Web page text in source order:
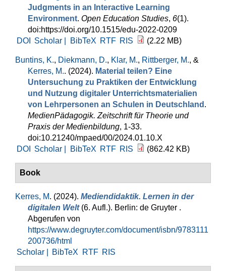
Judgments in an Interactive Learning
Environment. Open Education Studies, 6(1).
doi:https://doi.org/10.1515/edu-2022-0209
DOI
Scholar | BibTeX RTF RIS (2.22 MB)
Buntins, K., Diekmann, D., Klar, M., Rittberger, M., &
Kerres, M.. (2024). Material teilen? Eine
Untersuchung zu Praktiken der Entwicklung
und Nutzung digitaler Unterrichtsmaterialien
von Lehrpersonen an Schulen in Deutschland .
MedienPädagogik. Zeitschrift für Theorie und
Praxis der Medienbildung, 1-33.
doi:10.21240/mpaed/00/2024.01.10.X
DOI
Scholar | BibTeX RTF RIS (862.42 KB)
Book
Kerres, M. (2024). Mediendidaktik. Lernen in der
digitalen Welt(6. Aufl.). Berlin: de Gruyter .
Abgerufen von
https://www.degruyter.com/document/isbn/9783111
200736/html
Scholar |
BibTeX RTF RIS